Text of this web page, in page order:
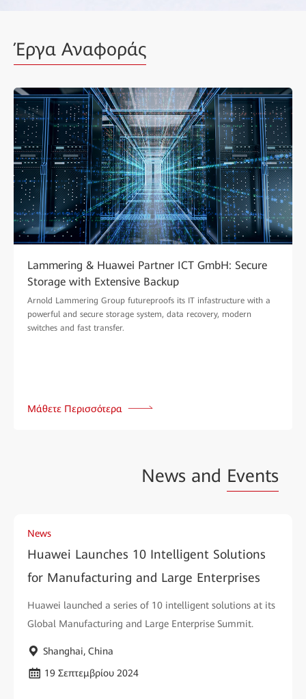
Έργα Αναφοράς
Lammering & Huawei Partner ICT GmbH: Secure
Storage with Extensive Backup
Arnold Lammering Group futureproofs its IT infastructure with a
powerful and secure storage system, data recovery, modern
switches and fast transfer.
Μάθετε Περισσότερα
News and Events
News
Huawei Launches 10 Intelligent Solutions
for Manufacturing and Large Enterprises
Huawei launched a series of 10 intelligent solutions at its
Global Manufacturing and Large Enterprise Summit.
Shanghai, China
19 Σεπτεμβρίου 2024